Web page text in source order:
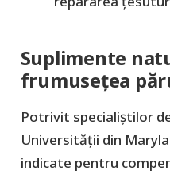
Suplimente
frumusețea
Potrivit specialiștilor
Universității din
indicate pentru